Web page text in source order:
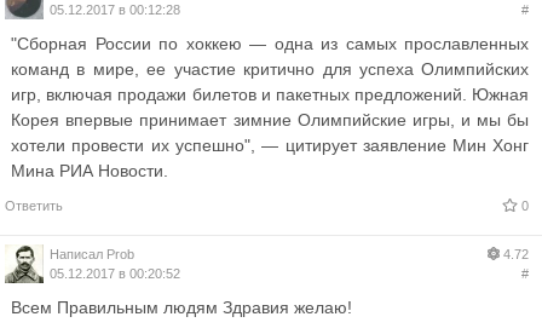
05.12.2017 в 00:12:28
#
"Сборная России по хоккею — одна из самых прославленных
команд в мире, ее участие критично для успеха Олимпийских
игр, включая продажи билетов и пакетных предложений. Южная
Корея впервые принимает зимние Олимпийские игры, и мы бы
хотели провести их успешно", — цитирует заявление Мин Хонг
Мина РИА Новости.
Ответить 0
Написал Prob
05.12.2017 в 00:20:52
4.72
#
Всем Правильным людям Здравия желаю!